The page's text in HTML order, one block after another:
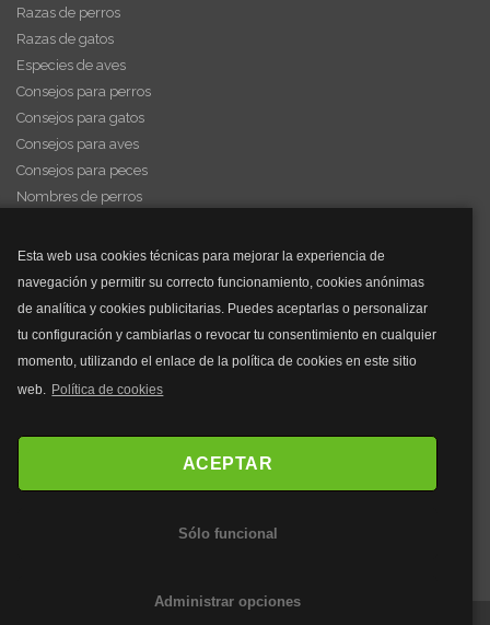
Esta web usa cookies técnicas para mejorar la experiencia de
navegación y permitir su correcto funcionamiento, cookies anónimas
de analítica y cookies publicitarias. Puedes aceptarlas o personalizar
tu configuración y cambiarlas o revocar tu consentimiento en cualquier
momento, utilizando el enlace de la política de cookies en este sitio
web. Política de cookies
ACEPTAR
Sólo funcional
Administrar opciones
Razas de perros
Razas de gatos
Especies de aves
Consejos para perros
Consejos para gatos
Consejos para aves
Consejos para peces
Nombres de perros
y mucho más...